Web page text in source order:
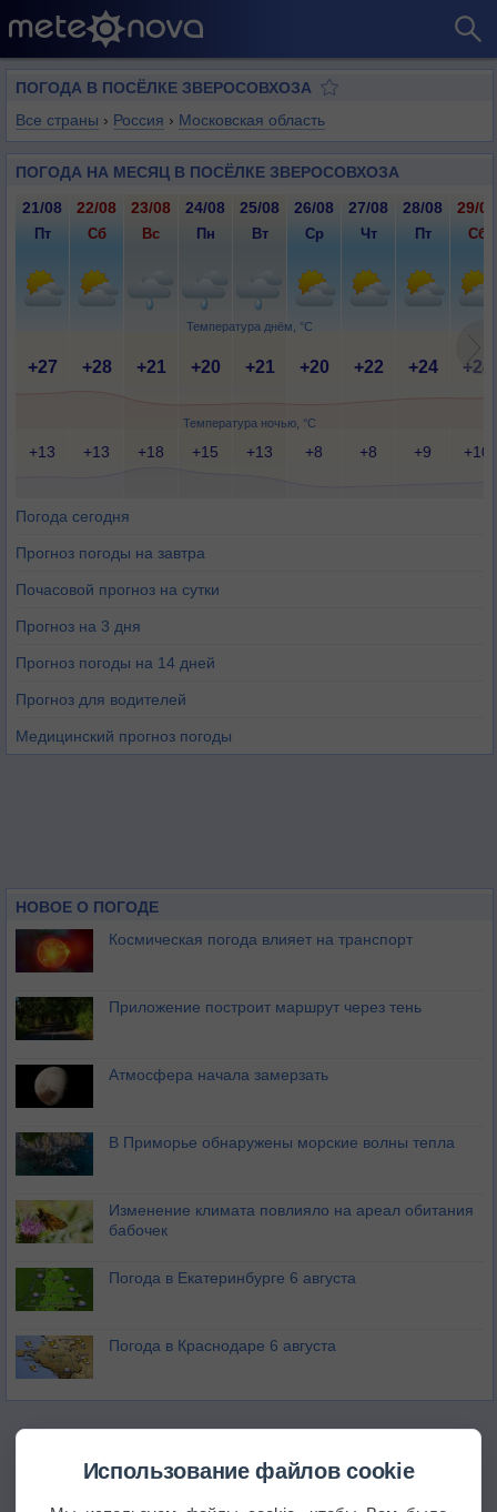
ПОГОДА В ПОСЁЛКЕ ЗВЕРОСОВХОЗА
Все страны › Россия › Московская область
ПОГОДА НА МЕСЯЦ В ПОСЁЛКЕ ЗВЕРОСОВХОЗА
Температура днём, °C
Температура ночью, °C
21/08 22/08 23/08 24/08 25/08 26/08 27/08 28/08 29/08
Пт Сб Вс Пн Вт Ср Чт Пт Сб
+27 +28 +21 +20 +21 +20 +22 +24 +24
+13 +13 +18 +15 +13 +8 +8 +9 +10
Погода сегодня
Прогноз погоды на завтра
Почасовой прогноз на сутки
Прогноз на 3 дня
Прогноз погоды на 14 дней
Прогноз для водителей
Медицинский прогноз погоды
НОВОЕ О ПОГОДЕ
Космическая погода влияет на транспорт
Приложение построит маршрут через тень
Атмосфера начала замерзать
В Приморье обнаружены морские волны тепла
Изменение климата повлияло на ареал обитания
бабочек
Погода в Екатеринбурге 6 августа
Погода в Краснодаре 6 августа
Использование файлов cookie